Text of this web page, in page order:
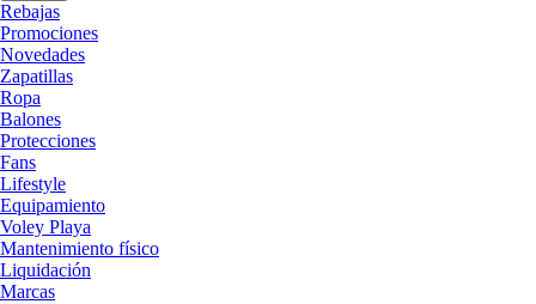
Rebajas
Promociones
Novedades
Zapatillas
Ropa
Balones
Protecciones
Fans
Lifestyle
Equipamiento
Voley Playa
Mantenimiento físico
Liquidación
Marcas